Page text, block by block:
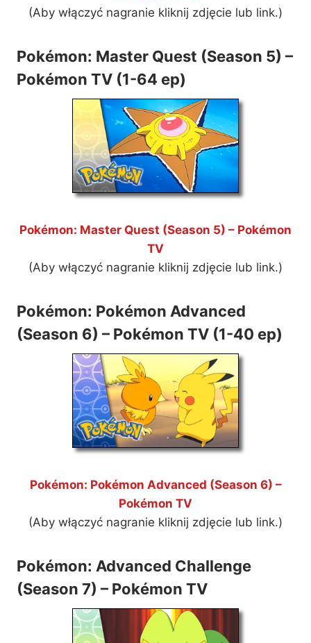
(Aby włączyć nagranie kliknij zdjęcie lub link.)
Pokémon: Master Quest (Season 5) –
Pokémon TV (1-64 ep)
Pokémon: Master Quest (Season 5) – Pokémon
TV
(Aby włączyć nagranie kliknij zdjęcie lub link.)
Pokémon: Pokémon Advanced
(Season 6) – Pokémon TV (1-40 ep)
Pokémon: Pokémon Advanced (Season 6) –
Pokémon TV
(Aby włączyć nagranie kliknij zdjęcie lub link.)
Pokémon: Advanced Challenge
(Season 7) – Pokémon TV